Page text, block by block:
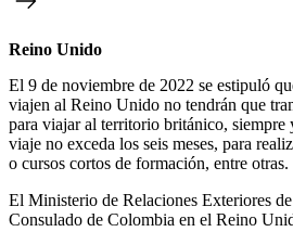
Reino Unido
El 9 de noviembre de 2022 se estipuló
viajen al Reino Unido no tendrán que
para viajar al territorio británico, siempre
viaje no exceda los seis meses, para
o cursos cortos de formación, entre otras.
El Ministerio de Relaciones Exteriores
Consulado de Colombia en el Reino